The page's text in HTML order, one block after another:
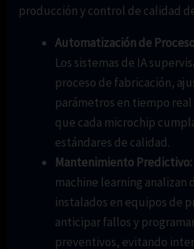
producción y control de calidad
Automatización de
Los sistemas de IA
proceso de fabricación,
parámetros en tiempo
que cada microchip
estándares de calidad.
Mantenimiento Predictivo:
machine learning analizan
instalados en equipos de
anticipar fallos y
preventivos, evitando